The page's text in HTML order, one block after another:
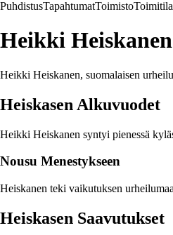
PuhdistusTapahtumatToimisto
Heikki
Heikki Heiskanen, suomalaisen
Heiskasen Alkuvuodet
Heikki Heiskanen syntyi pienessä
Nousu Menestykseen
Heiskanen teki vaikutuksen
Heiskasen Saavutukset